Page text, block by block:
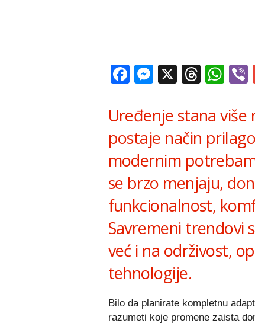
Facebook
Messenger
X
Uređenje stana
postaje način
modernim
se brzo menjaju,
funkcionalnost,
Savremeni trendovi
već i na održivost,
tehnologije.
Bilo da planirate kompletnu
razumeti koje promene zaista